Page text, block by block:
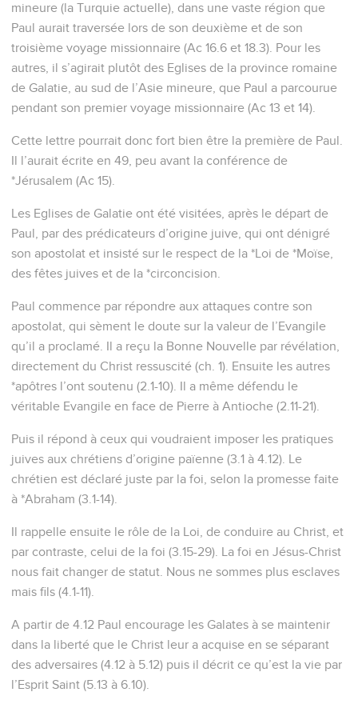
mineure (la Turquie actuelle), dans une vaste région que
Paul aurait traversée lors de son deuxième et de son
troisième voyage missionnaire (Ac 16.6 et 18.3). Pour les
autres, il s’agirait plutôt des Eglises de la province romaine
de Galatie, au sud de l’Asie mineure, que Paul a parcourue
pendant son premier voyage missionnaire (Ac 13 et 14).
Cette lettre pourrait donc fort bien être la première de Paul.
Il l’aurait écrite en 49, peu avant la conférence de
*Jérusalem (Ac 15).
Les Eglises de Galatie ont été visitées, après le départ de
Paul, par des prédicateurs d’origine juive, qui ont dénigré
son apostolat et insisté sur le respect de la *Loi de *Moïse,
des fêtes juives et de la *circoncision.
Paul commence par répondre aux attaques contre son
apostolat, qui sèment le doute sur la valeur de l’Evangile
qu’il a proclamé. Il a reçu la Bonne Nouvelle par révélation,
directement du Christ ressuscité (ch. 1). Ensuite les autres
*apôtres l’ont soutenu (2.1-10). Il a même défendu le
véritable Evangile en face de Pierre à Antioche (2.11-21).
Puis il répond à ceux qui voudraient imposer les pratiques
juives aux chrétiens d’origine païenne (3.1 à 4.12). Le
chrétien est déclaré juste par la foi, selon la promesse faite
à *Abraham (3.1-14).
Il rappelle ensuite le rôle de la Loi, de conduire au Christ, et
par contraste, celui de la foi (3.15-29). La foi en Jésus-Christ
nous fait changer de statut. Nous ne sommes plus esclaves
mais fils (4.1-11).
A partir de 4.12 Paul encourage les Galates à se maintenir
dans la liberté que le Christ leur a acquise en se séparant
des adversaires (4.12 à 5.12) puis il décrit ce qu’est la vie par
l’Esprit Saint (5.13 à 6.10).